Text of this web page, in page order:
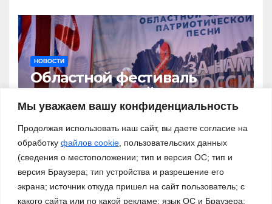
Мы уважаем вашу конфиденциальность
Продолжая использовать наш сайт, вы даете согласие на
обработку файлов cookie , пользовательских данных
(сведения о местоположении; тип и версия ОС; тип и
версия Браузера; тип устройства и разрешение его
экрана; источник откуда пришел на сайт пользователь; с
какого сайта или по какой рекламе; язык ОС и Браузера;
НОВОСТИ
Областной фестиваль
патриотической песни «За
нами – Россия!»